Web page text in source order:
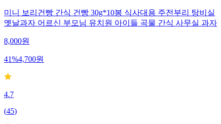
미니 보리건빵 간식 건빵 30g*10봉 식사대용 주전부리 탕비실
옛날과자 어르신 부모님 유치원 아이들 곡물 간식 사무실 과자
8,000원
41%4,700원
4.7
(45)